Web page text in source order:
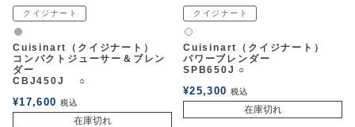
クイジナート
グレー
Cuisinart（クイジナート）
コンパクトジューサー＆ブレン
ダー
CBJ450J ○
¥17,600 税込
在庫切れ
クイジナート
白2
Cuisinart（クイジナート）
パワーブレンダー
SPB650J ○
¥25,300 税込
在庫切れ